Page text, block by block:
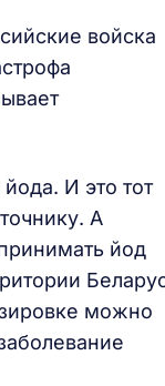
войска
И это тот
А
йод
можно